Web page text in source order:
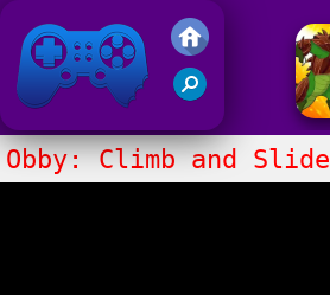
Juegos Friv 2017
Obby: Climb and Slide